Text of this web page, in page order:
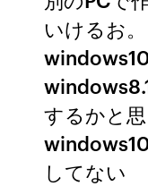
いけるお
するかと
してない